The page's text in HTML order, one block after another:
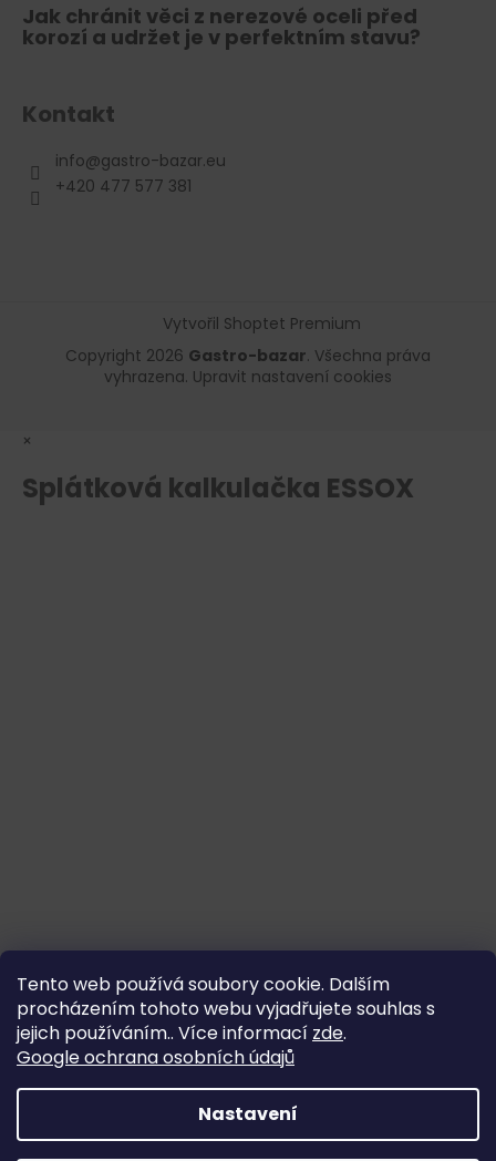
Tento web používá soubory cookie. Dalším
procházením tohoto webu vyjadřujete souhlas s
jejich používáním.. Více informací zde.
Google ochrana osobních údajů
Nastavení
Jak chránit věci z nerezové oceli před
korozí a udržet je v perfektním stavu?
Kontakt
info@gastro-bazar.eu
+420 477 577 381
Vytvořil Shoptet Premium
Copyright 2026 Gastro-bazar. Všechna práva
vyhrazena. Upravit nastavení cookies
×
Splátková kalkulačka ESSOX